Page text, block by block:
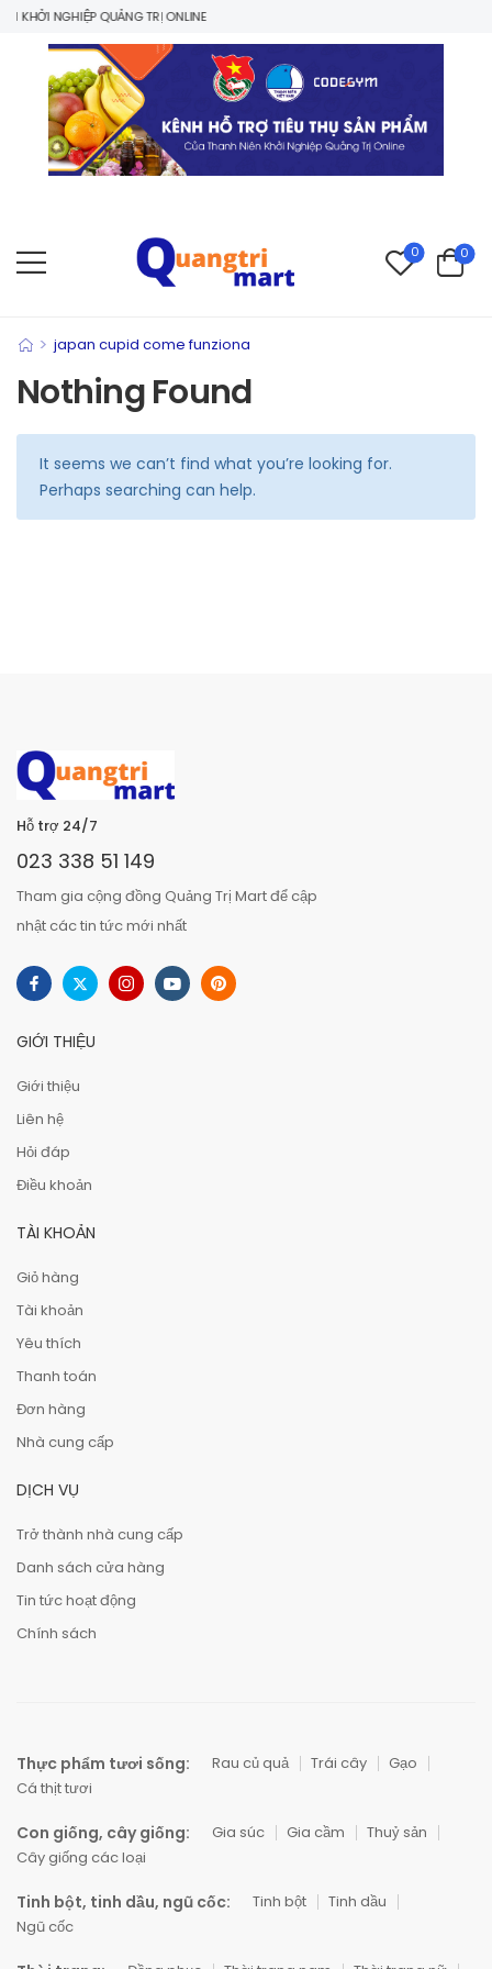
KHỞI NGHIỆP QUẢNG TRỊ ONLINE
0 0
> japan cupid come funziona
Nothing Found
It seems we can’t find what you’re looking for.
Perhaps searching can help.
Hỗ trợ 24/7
023 338 51 149
Tham gia cộng đồng Quảng Trị Mart để cập
nhật các tin tức mới nhất
GIỚI THIỆU
Giới thiệu
Liên hệ
Hỏi đáp
Điều khoản
TÀI KHOẢN
Giỏ hàng
Tài khoản
Yêu thích
Thanh toán
Đơn hàng
Nhà cung cấp
DỊCH VỤ
Trở thành nhà cung cấp
Danh sách cửa hàng
Tin tức hoạt động
Chính sách
Thực phẩm tươi sống: Rau củ quả Trái cây
Gạo
Cá thịt tươi
Con giống, cây giống: Gia súc Gia cầm
Thuỷ sản
Cây giống các loại
Tinh bột, tinh dầu, ngũ cốc: Tinh bột
Tinh dầu
Ngũ cốc